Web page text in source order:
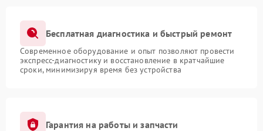
Бесплатная диагностика и быстрый ремонт
Современное оборудование и опыт позволяют провести
экспресс-диагностику и восстановление в кратчайшие
сроки, минимизируя время без устройства
Гарантия на работы и запчасти